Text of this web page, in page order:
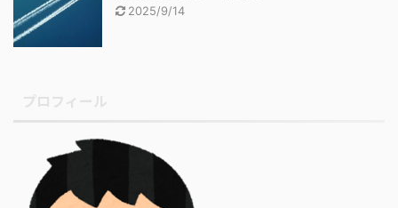
2025/9/14